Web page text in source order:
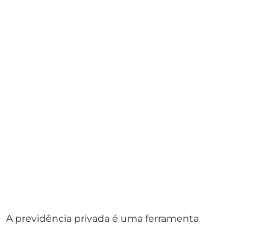
A previdência privada é uma ferramenta